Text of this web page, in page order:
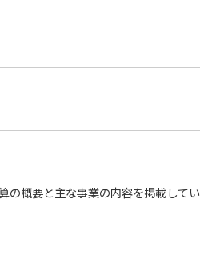
概要と主な事業の内容を掲載してい